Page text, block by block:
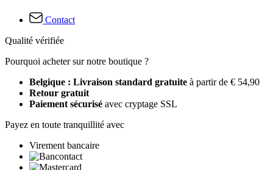
Contact
Qualité vérifiée
Pourquoi acheter sur notre boutique ?
Belgique : Livraison standard gratuite à partir de € 54,90
Retour gratuit
Paiement sécurisé avec cryptage SSL
Payez en toute tranquillité avec
Virement bancaire